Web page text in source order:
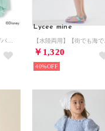
Lycee mine
￥1,320
40%